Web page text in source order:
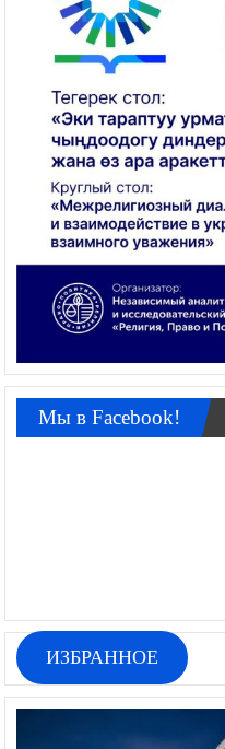
Мы в Facebook!
ИЗБРАННОЕ